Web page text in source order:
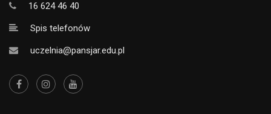
16 624 46 40
Spis telefonów
uczelnia@pansjar.edu.pl